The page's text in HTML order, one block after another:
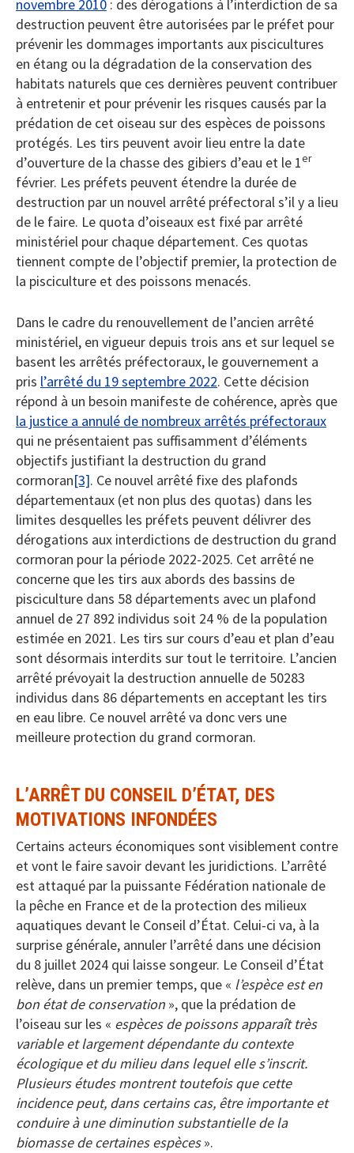
novembre 2010 : des dérogations à l’interdiction de sa
destruction peuvent être autorisées par le préfet pour
prévenir les dommages importants aux piscicultures
en étang ou la dégradation de la conservation des
habitats naturels que ces dernières peuvent contribuer
à entretenir et pour prévenir les risques causés par la
prédation de cet oiseau sur des espèces de poissons
protégés. Les tirs peuvent avoir lieu entre la date
d’ouverture de la chasse des gibiers d’eau et le 1er
février. Les préfets peuvent étendre la durée de
destruction par un nouvel arrêté préfectoral s’il y a lieu
de le faire. Le quota d’oiseaux est fixé par arrêté
ministériel pour chaque département. Ces quotas
tiennent compte de l’objectif premier, la protection de
la pisciculture et des poissons menacés.
Dans le cadre du renouvellement de l’ancien arrêté
ministériel, en vigueur depuis trois ans et sur lequel se
basent les arrêtés préfectoraux, le gouvernement a
pris l’arrêté du 19 septembre 2022. Cette décision
répond à un besoin manifeste de cohérence, après que
la justice a annulé de nombreux arrêtés préfectoraux
qui ne présentaient pas suffisamment d’éléments
objectifs justifiant la destruction du grand
cormoran[3]. Ce nouvel arrêté fixe des plafonds
départementaux (et non plus des quotas) dans les
limites desquelles les préfets peuvent délivrer des
dérogations aux interdictions de destruction du grand
cormoran pour la période 2022-2025. Cet arrêté ne
concerne que les tirs aux abords des bassins de
pisciculture dans 58 départements avec un plafond
annuel de 27 892 individus soit 24 % de la population
estimée en 2021. Les tirs sur cours d’eau et plan d’eau
sont désormais interdits sur tout le territoire. L’ancien
arrêté prévoyait la destruction annuelle de 50283
individus dans 86 départements en acceptant les tirs
en eau libre. Ce nouvel arrêté va donc vers une
meilleure protection du grand cormoran.
L’ARRÊT DU CONSEIL D’ÉTAT, DES
MOTIVATIONS INFONDÉES
Certains acteurs économiques sont visiblement contre
et vont le faire savoir devant les juridictions. L’arrêté
est attaqué par la puissante Fédération nationale de
la pêche en France et de la protection des milieux
aquatiques devant le Conseil d’État. Celui-ci va, à la
surprise générale, annuler l’arrêté dans une décision
du 8 juillet 2024 qui laisse songeur. Le Conseil d’État
relève, dans un premier temps, que « l’espèce est en
bon état de conservation », que la prédation de
l’oiseau sur les « espèces de poissons apparaît très
variable et largement dépendante du contexte
écologique et du milieu dans lequel elle s’inscrit.
Plusieurs études montrent toutefois que cette
incidence peut, dans certains cas, être importante et
conduire à une diminution substantielle de la
biomasse de certaines espèces».